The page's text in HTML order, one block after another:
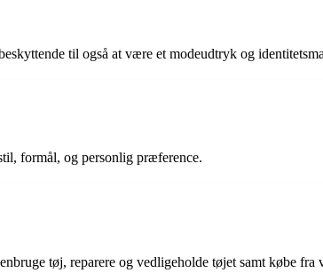
til også at være et modeudtryk og
formål, og personlig præference.
tøj, reparere og vedligeholde tøjet samt købe